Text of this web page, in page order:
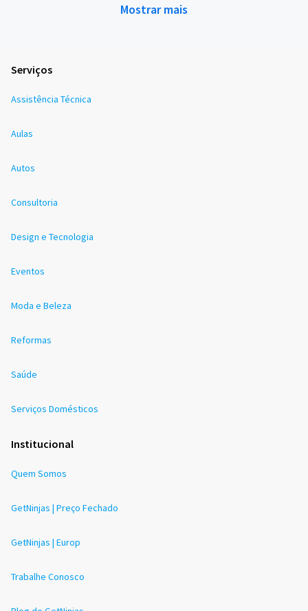
Mostrar mais
Serviços
Assistência Técnica
Aulas
Autos
Consultoria
Design e Tecnologia
Eventos
Moda e Beleza
Reformas
Saúde
Serviços Domésticos
Institucional
Quem Somos
GetNinjas | Preço Fechado
GetNinjas | Europ
Trabalhe Conosco